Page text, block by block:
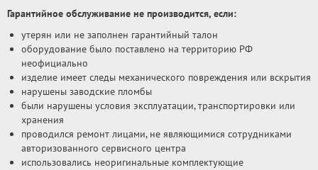
Гарантийное обслуживание не производится, если:
утерян или не заполнен гарантийный талон
оборудование было поставлено на территорию РФ
неофициально
изделие имеет следы механического повреждения или вскрытия
нарушены заводские пломбы
были нарушены условия эксплуатации, транспортировки или
хранения
проводился ремонт лицами, не являющимися сотрудниками
авторизованного сервисного центра
использовались неоригинальные комплектующие